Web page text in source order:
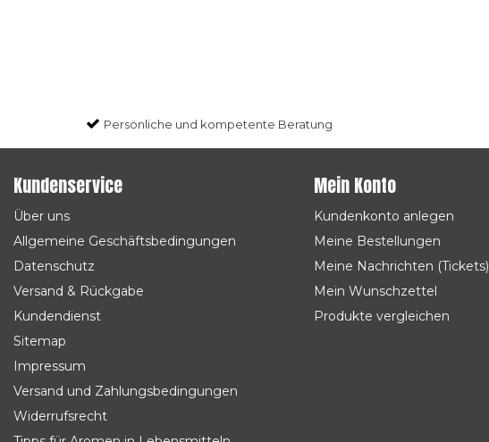
Persönliche und kompetente Beratung
Kundenservice
Über uns
Allgemeine Geschäftsbedingungen
Datenschutz
Versand & Rückgabe
Kundendienst
Sitemap
Impressum
Versand und Zahlungsbedingungen
Widerrufsrecht
Mein Konto
Kundenkonto anlegen
Meine Bestellungen
Meine Nachrichten (Tickets)
Mein Wunschzettel
Produkte vergleichen